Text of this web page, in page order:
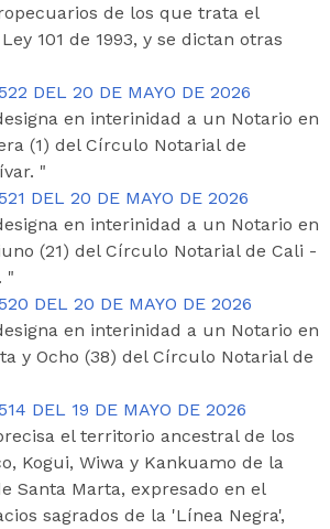
de los que trata el
101 de 1993, y se dictan otras
DEL 20 DE MAYO DE 2026
en interinidad a un Notario en
(1) del Círculo Notarial de
"
DEL 20 DE MAYO DE 2026
en interinidad a un Notario en
(21) del Círculo Notarial de Cali -
"
DEL 20 DE MAYO DE 2026
en interinidad a un Notario en
y Ocho (38) del Círculo Notarial de
DEL 19 DE MAYO DE 2026
el territorio ancestral de los
Kogui, Wiwa y Kankuamo de la
Santa Marta, expresado en el
sagrados de la 'Línea Negra',